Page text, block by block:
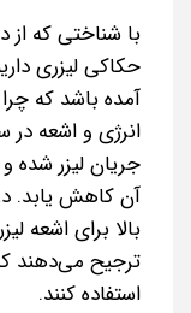
با شناختی که
حکاکی لیزری
آمده باشد که
انرژی و اشعه
جریان لیزر شده
آن کاهش یابد.
بالا برای اشعه
ترجیح می‌دهند
استفاده کنند.